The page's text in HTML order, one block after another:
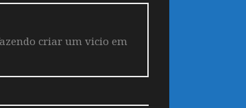
criar um vicio em